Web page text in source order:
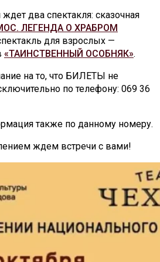
два спектакля: сказочная
ЛЕГЕНДА О ХРАБРОМ
для взрослых —
«ТАИНСТВЕННЫЙ ОСОБНЯК».
на то, что БИЛЕТЫ не
по телефону: 069 36
также по данному номеру.
ждем встречи с вами!